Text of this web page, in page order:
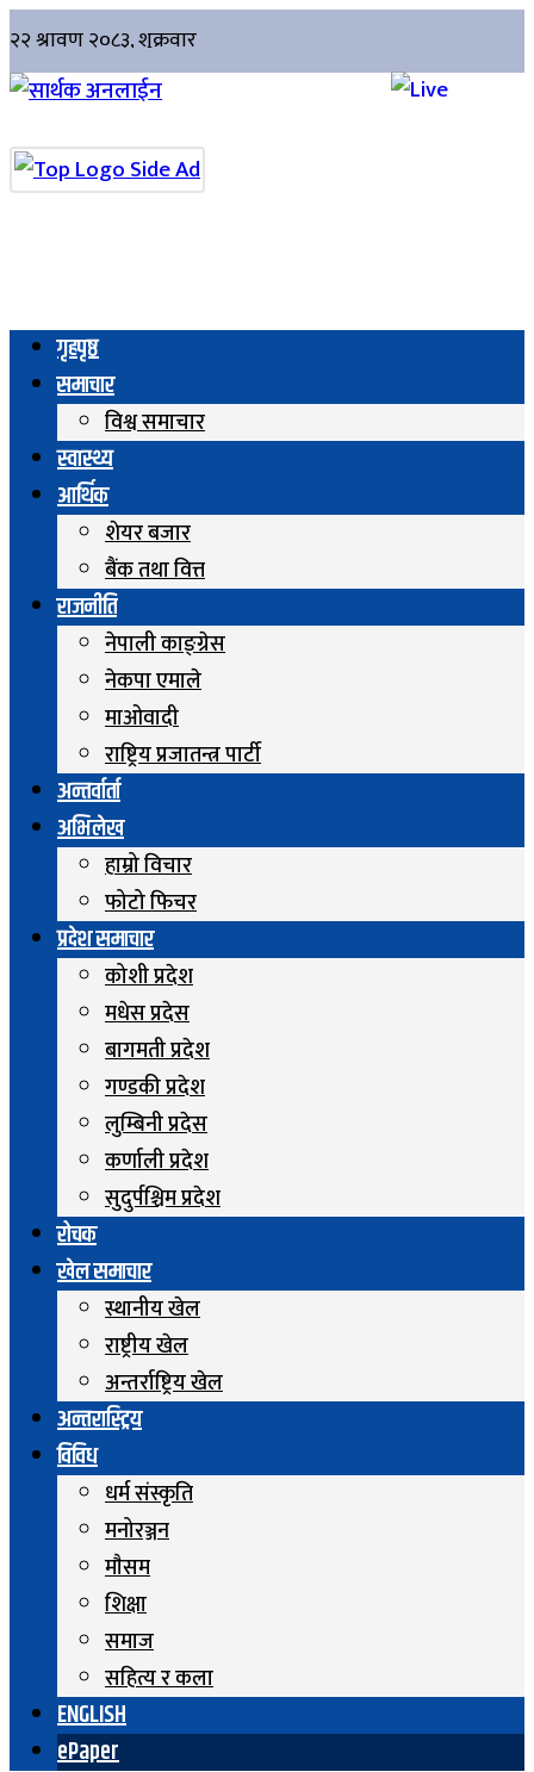
गृहपृष्ठ
समाचार
विश्व समाचार
स्वास्थ्य
आर्थिक
शेयर बजार
बैंक तथा वित्त
राजनीति
नेपाली काङ्ग्रेस
नेकपा एमाले
माओवादी
राष्ट्रिय प्रजातन्त्र पार्टी
अन्तर्वार्ता
अभिलेख
हाम्रो विचार
फोटो फिचर
प्रदेश समाचार
कोशी प्रदेश
मधेस प्रदेस
बागमती प्रदेश
गण्डकी प्रदेश
लुम्बिनी प्रदेस
कर्णाली प्रदेश
सुदुर्पश्चिम प्रदेश
रोचक
खेल समाचार
स्थानीय खेल
राष्ट्रीय खेल
अन्तर्राष्ट्रिय खेल
अन्तरास्ट्रिय
विविध
धर्म संस्कृति
मनोरञ्जन
माैसम
शिक्षा
समाज
सहित्य र कला
ENGLISH
ePaper